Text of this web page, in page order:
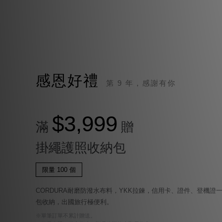
感恩好禮 第 9 年，感謝有你
滿 $3,999 贈
掛繩護照收納包
限量 100 個
CORDURA耐磨防潑水布料，YKK拉鍊，信用卡、證件、登機證一
包收納，出國旅行極便利。
※單筆訂單不累計贈送。